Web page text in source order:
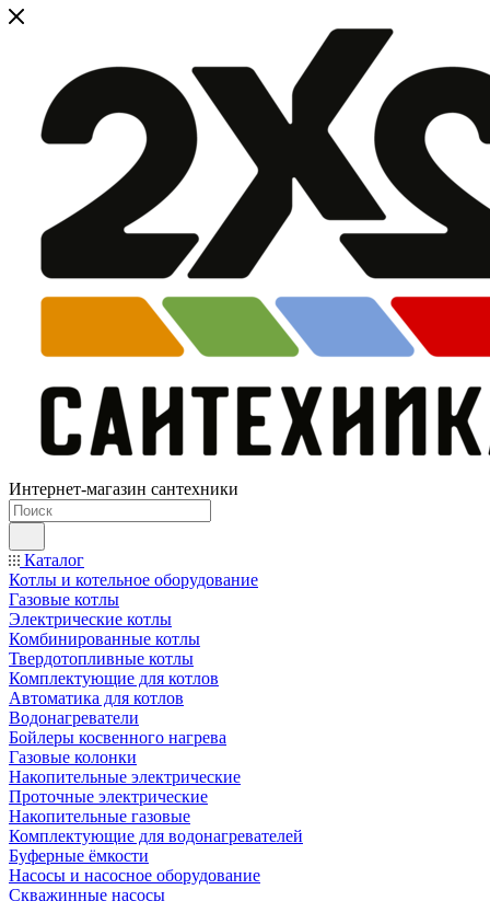
Интернет-магазин сантехники
Каталог
Котлы и котельное оборудование
Газовые котлы
Электрические котлы
Комбинированные котлы
Твердотопливные котлы
Комплектующие для котлов
Автоматика для котлов
Водонагреватели
Бойлеры косвенного нагрева
Газовые колонки
Накопительные электрические
Проточные электрические
Накопительные газовые
Комплектующие для водонагревателей
Буферные ёмкости
Насосы и насосное оборудование
Скважинные насосы